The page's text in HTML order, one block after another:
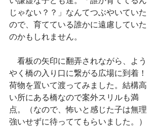
じゃない？？」なんてつぶやいていた
ので、育てている誰かに遠慮していた
のかもしれません。
看板の矢印に翻弄されながら、よう
やく橋の入り口に繋がる広場に到着！
荷物を置いて渡ってみました。結構高
い所にある橋なので案外スリルも満
点。（なので、怖いと感じた子は無理
強いせずに待っててもらいました。）